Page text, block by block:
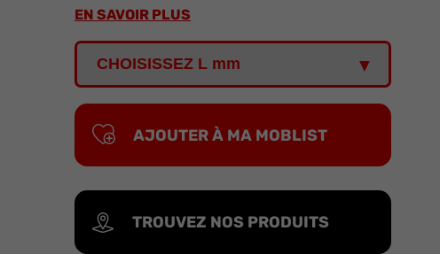
EN SAVOIR PLUS
AJOUTER À MA MOBLIST
TROUVEZ NOS PRODUITS